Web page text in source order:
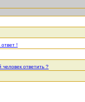
!
ответить ?